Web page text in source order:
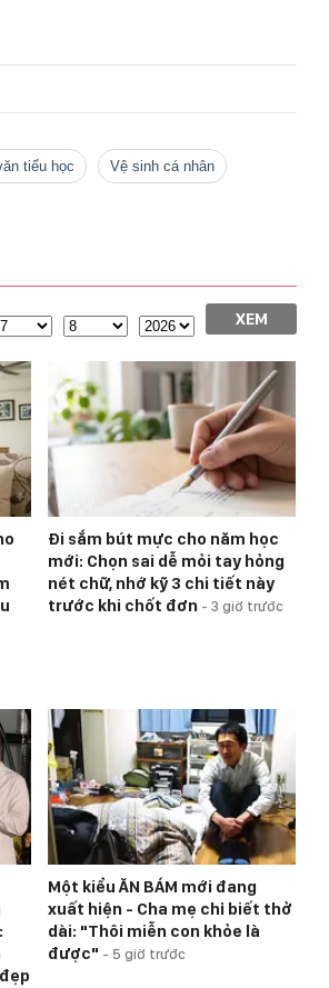
tiểu học vệ sinh cá nhân
XEM
Đi sắm bút mực cho năm học
mới: Chọn sai dễ mỏi tay hỏng
nét chữ, nhớ kỹ 3 chi tiết này
trước khi chốt đơn - 3 giờ trước
Một kiểu ĂN BÁM mới đang
xuất hiện - Cha mẹ chỉ biết thở
dài: "Thôi miễn con khỏe là
được" - 5 giờ trước